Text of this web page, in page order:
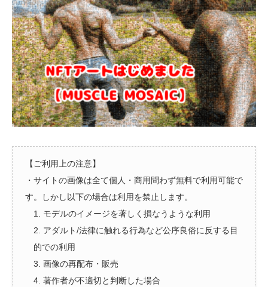
【ご利用上の注意】
・サイトの画像は全て個人・商用問わず無料で利用可能で
す。しかし以下の場合は利用を禁止します。
1. モデルのイメージを著しく損なうような利用
2. アダルト/法律に触れる行為など公序良俗に反する目
的での利用
3. 画像の再配布・販売
4. 著作者が不適切と判断した場合